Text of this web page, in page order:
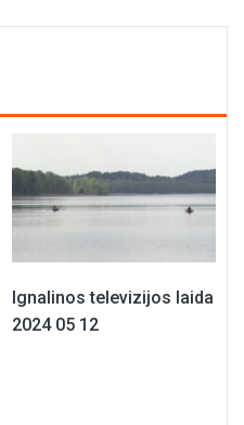
Ignalinos televizijos laida
2024 05 12